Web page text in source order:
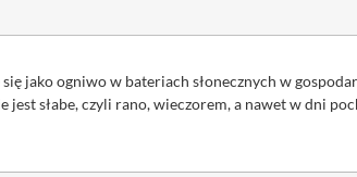
jako ogniwo w bateriach słonecznych w
słabe, czyli rano, wieczorem, a nawet w dni